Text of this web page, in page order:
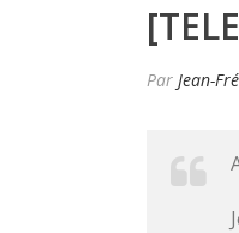
Par Jean-